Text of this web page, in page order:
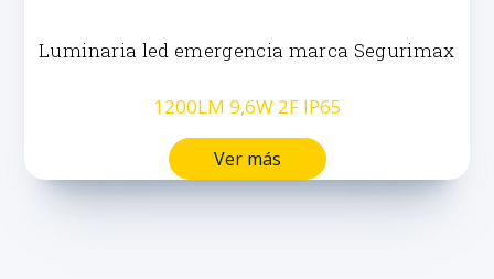
Luminaria led emergencia marca Segurimax
1200LM 9,6W 2F IP65
Ver más